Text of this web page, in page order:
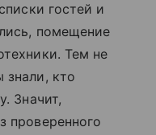
гостей и
помещение
Тем не
знали, кто
Значит,
проверенного